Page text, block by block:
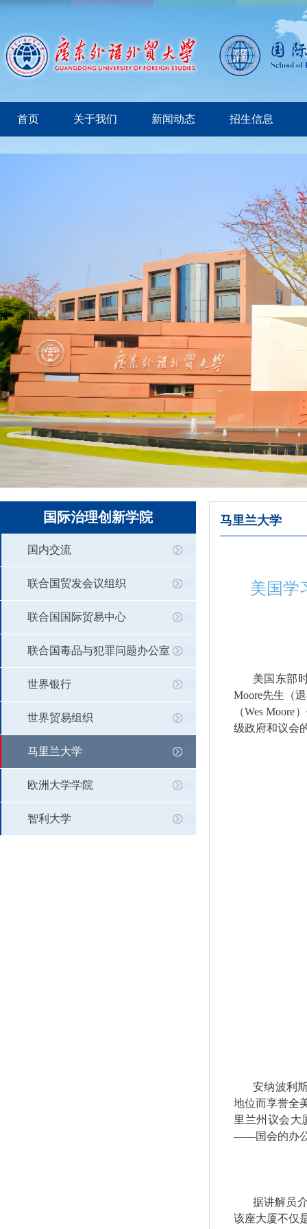
首页 关于我们 新闻动态 招生信息
国际治理创新学院
国内交流
联合国贸发会议组织
联合国国际贸易中心
联合国毒品与犯罪问题办公室
世界银行
世界贸易组织
马里兰大学
欧洲大学学院
智利大学
马里兰大学
美国学
美国东部
Moore先生（
（Wes Moore
级政府和议会
安纳波利
地位而享誉全
里兰州议会大
——国会的办
据讲解员
该座大厦不仅